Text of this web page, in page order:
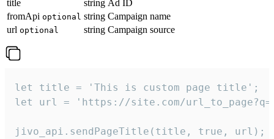
title
string Ad ID
fromApi optional string Campaign name
url optional string Campaign source
let title = 'This is custom page title';
let url = 'https://site.com/
jivo_api.sendPageTitle(title, true, url);